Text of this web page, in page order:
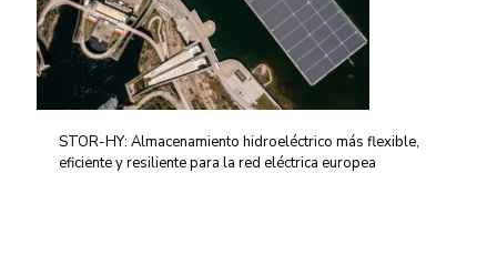
STOR-HY: Almacenamiento hidroeléctrico más flexible,
eficiente y resiliente para la red eléctrica europea